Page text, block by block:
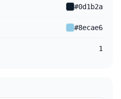
#0d1b2a
#8ecae6
1